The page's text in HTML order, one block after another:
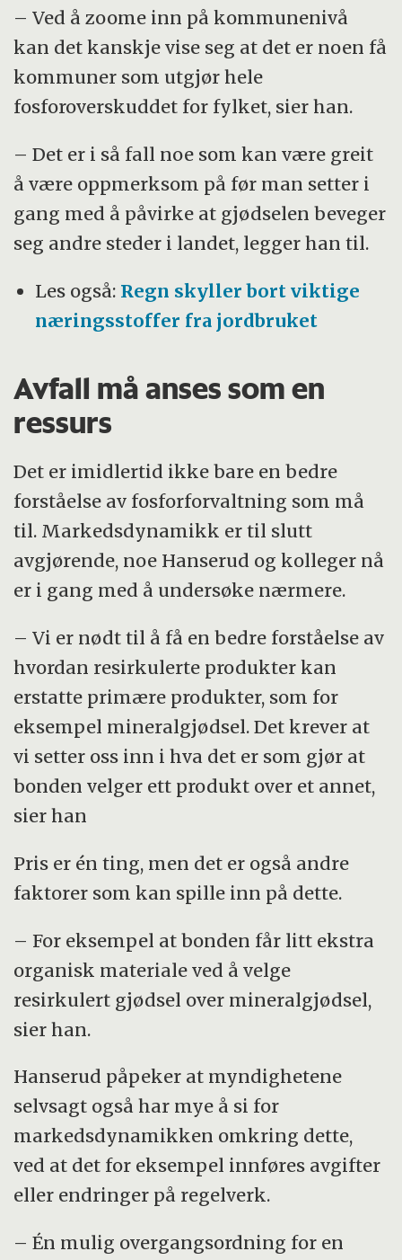
– Ved å zoome inn på kommunenivå
kan det kanskje vise seg at det er noen få
kommuner som utgjør hele
fosforoverskuddet for fylket, sier han.
– Det er i så fall noe som kan være greit
å være oppmerksom på før man setter i
gang med å påvirke at gjødselen beveger
seg andre steder i landet, legger han til.
Les også: Regn skyller bort viktige
næringsstoffer fra jordbruket
Avfall må anses som en
ressurs
Det er imidlertid ikke bare en bedre
forståelse av fosforforvaltning som må
til. Markedsdynamikk er til slutt
avgjørende, noe Hanserud og kolleger nå
er i gang med å undersøke nærmere.
– Vi er nødt til å få en bedre forståelse av
hvordan resirkulerte produkter kan
erstatte primære produkter, som for
eksempel mineralgjødsel. Det krever at
vi setter oss inn i hva det er som gjør at
bonden velger ett produkt over et annet,
sier han
Pris er én ting, men det er også andre
faktorer som kan spille inn på dette.
– For eksempel at bonden får litt ekstra
organisk materiale ved å velge
resirkulert gjødsel over mineralgjødsel,
sier han.
Hanserud påpeker at myndighetene
selvsagt også har mye å si for
markedsdynamikken omkring dette,
ved at det for eksempel innføres avgifter
eller endringer på regelverk.
– Én mulig overgangsordning for en